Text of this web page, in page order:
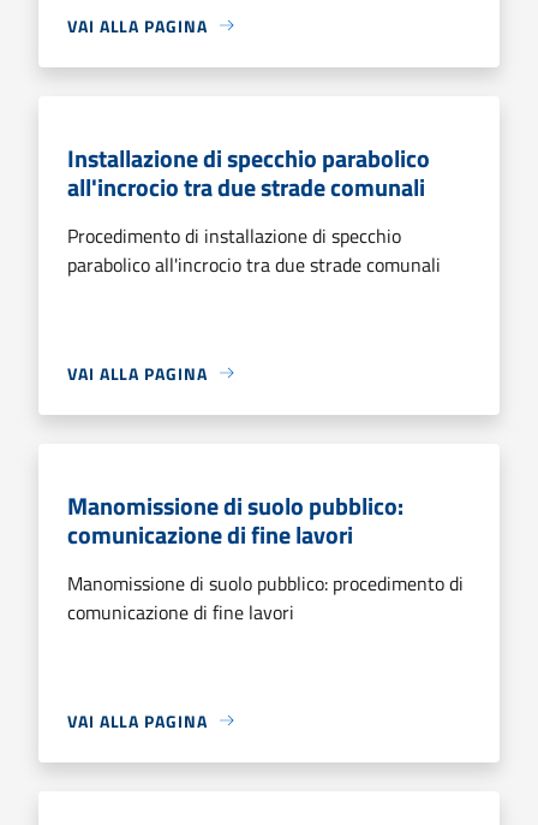
VAI ALLA PAGINA
Installazione di specchio parabolico
all'incrocio tra due strade comunali
Procedimento di installazione di specchio
parabolico all'incrocio tra due strade comunali
VAI ALLA PAGINA
Manomissione di suolo pubblico:
comunicazione di fine lavori
Manomissione di suolo pubblico: procedimento di
comunicazione di fine lavori
VAI ALLA PAGINA